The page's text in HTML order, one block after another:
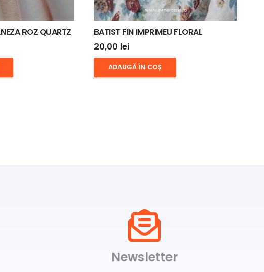
ROZ QUARTZ
BATIST FIN IMPRIMEU FLORAL
20,00 lei
ADAUGĂ ÎN COȘ
Newsletter